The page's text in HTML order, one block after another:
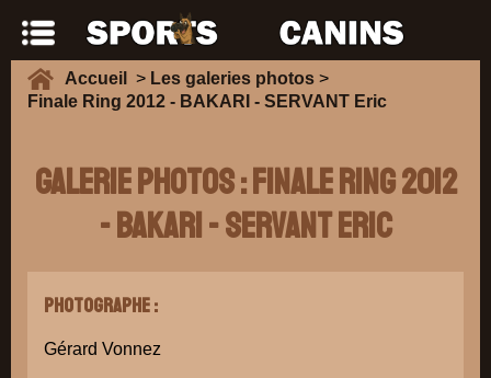
Accueil > Les galeries photos >
Finale Ring 2012 - BAKARI - SERVANT Eric
Galerie Photos : Finale Ring 2012
- BAKARI - SERVANT Eric
Photographe :
Gérard Vonnez